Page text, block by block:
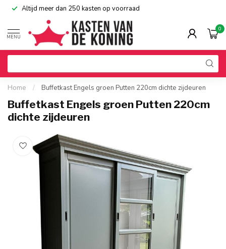
Altijd meer dan 250 kasten op voorraad
MENU
0
Home / Buffetkast Engels groen Putten 220cm dichte zijdeuren
Buffetkast Engels groen Putten 220cm
dichte zijdeuren